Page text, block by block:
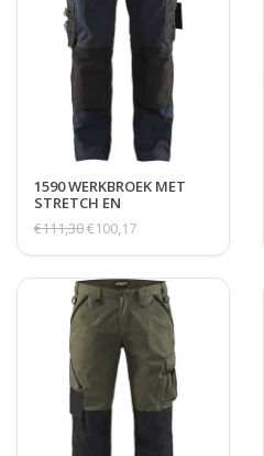
1590 WERKBROEK MET
STRETCH EN
SPIJKERZAKKEN
€111,30€100,17